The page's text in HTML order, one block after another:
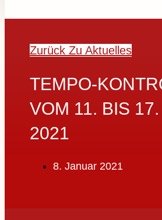
Zurück Zu Aktuelles
TEMPO-
VOM 11. BIS
2021
8. Januar 2021